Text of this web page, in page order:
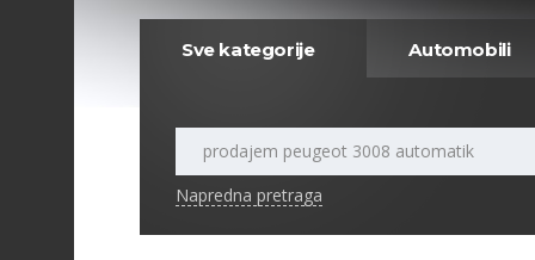
Sve kategorije Automobili
Napredna pretraga